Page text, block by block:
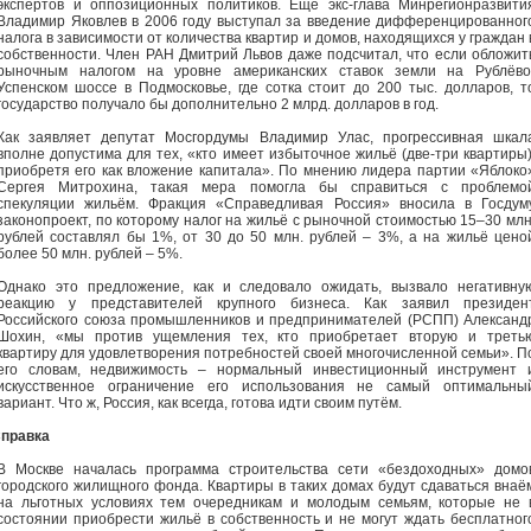
и оппозиционных политиков. Ещё экс-глава
Яковлев в 2006 году выступал за введение
в зависимости от количества квартир и домов, находящихся у граждан
Член РАН Дмитрий Львов даже подсчитал, что если
налогом на уровне американских ставок земли на
шоссе в Подмосковье, где сотка стоит до 200 тыс. долларов,
получало бы дополнительно 2 млрд. долларов в год.
заявляет депутат Мосгордумы Владимир Улас, прогрессивная
допустима для тех, «кто имеет избыточное жильё (две-три
его как вложение капитала». По мнению лидера партии
Митрохина, такая мера помогла бы справиться с
жильём. Фракция «Справедливая Россия» вносила в
по которому налог на жильё с рыночной стоимостью 15–30
составлял бы 1%, от 30 до 50 млн. рублей – 3%, а на жильё
50 млн. рублей – 5%.
это предложение, как и следовало ожидать, вызвало
у представителей крупного бизнеса. Как заявил
союза промышленников и предпринимателей (РСПП)
«мы против ущемления тех, кто приобретает вторую и
для удовлетворения потребностей своей многочисленной семьи».
словам, недвижимость – нормальный инвестиционный инструмент
ограничение его использования не самый
Что ж, Россия, как всегда, готова идти своим путём.
Москве началась программа строительства сети «бездоходных»
жилищного фонда. Квартиры в таких домах будут сдаваться
льготных условиях тем очередникам и молодым семьям, которые не
приобрести жильё в собственность и не могут ждать